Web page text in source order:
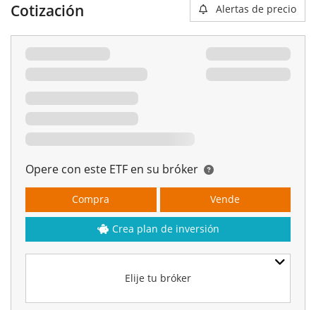
Cotización Alertas de precio
Opere con este ETF en su bróker
Elije tu bróker
Compra Vende
Crea plan de inversión